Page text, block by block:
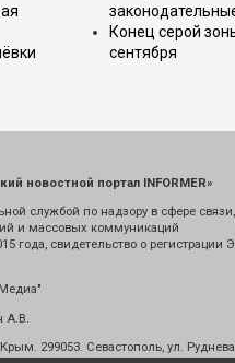
Конец серой
сентября
новостной портал INFORMER»
службой по надзору в сфере связи,
и массовых коммуникаций
года, свидетельство о регистрации
А.В.
299053. Севастополь, ул.